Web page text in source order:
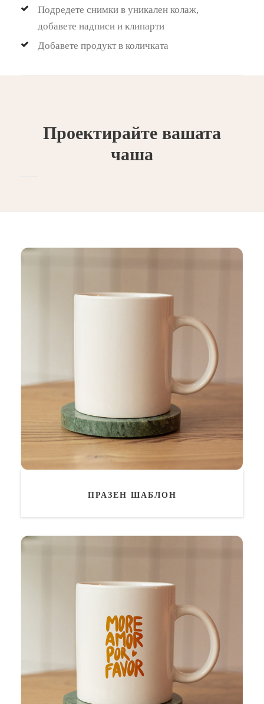
Подредете снимки в уникален колаж,
добавете надписи и клипарти
Добавете продукт в количката
Проектирайте вашата
чаша
ПРАЗЕН ШАБЛОН